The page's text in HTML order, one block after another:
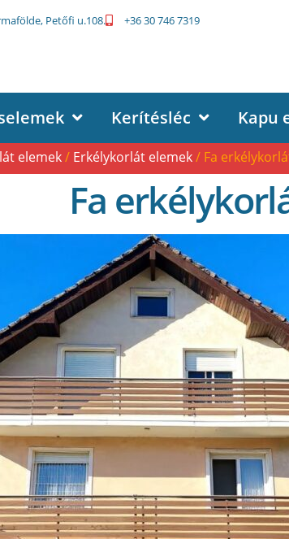
Petőfi u.108. +36 30 746 7319
Kerítésléc Kapu
elemek/ Erkélykorlát elemek/ Fa
Fa